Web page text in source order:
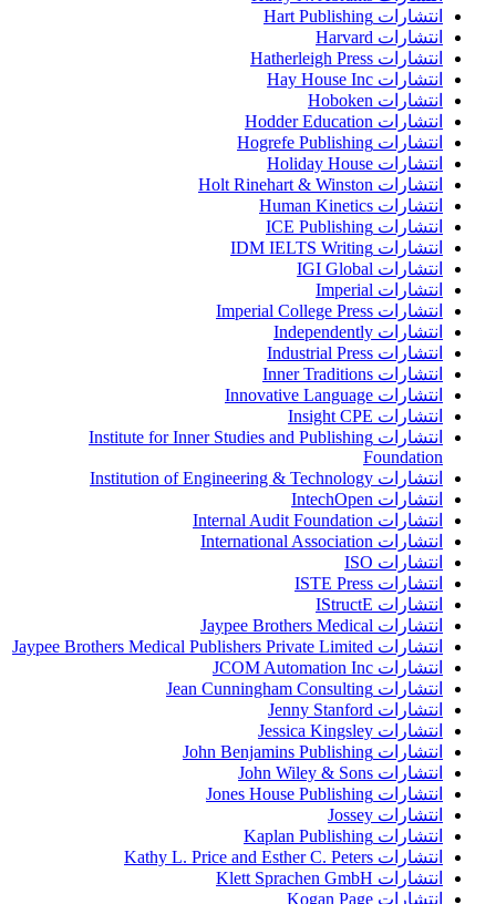
انتشارات Hart Publishing
انتشارات Harvard
انتشارات Hatherleigh Press
انتشارات Hay House Inc
انتشارات Hoboken
انتشارات Hodder Education
انتشارات Hogrefe Publishing
انتشارات Holiday House
انتشارات Holt Rinehart & Winston
انتشارات Human Kinetics
انتشارات ICE Publishing
انتشارات IDM IELTS Writing
انتشارات IGI Global
انتشارات Imperial
انتشارات Imperial College Press
انتشارات Independently
انتشارات Industrial Press
انتشارات Inner Traditions
انتشارات Innovative Language
انتشارات Insight CPE
انتشارات Institute for Inner Studies and Publishing
Foundation
انتشارات Institution of Engineering & Technology
انتشارات IntechOpen
انتشارات Internal Audit Foundation
انتشارات International Association
انتشارات ISO
انتشارات ISTE Press
انتشارات IStructE
انتشارات Jaypee Brothers Medical
انتشارات Jaypee Brothers Medical Publishers Private Limited
انتشارات JCOM Automation Inc
انتشارات Jean Cunningham Consulting
انتشارات Jenny Stanford
انتشارات Jessica Kingsley
انتشارات John Benjamins Publishing
انتشارات John Wiley & Sons
انتشارات Jones House Publishing
انتشارات Jossey
انتشارات Kaplan Publishing
انتشارات Kathy L. Price and Esther C. Peters
انتشارات Klett Sprachen GmbH
انتشارات Kogan Page